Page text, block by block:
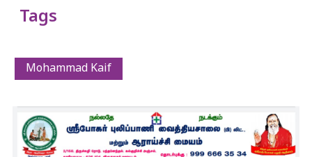
Tags
Mohammad Kaif